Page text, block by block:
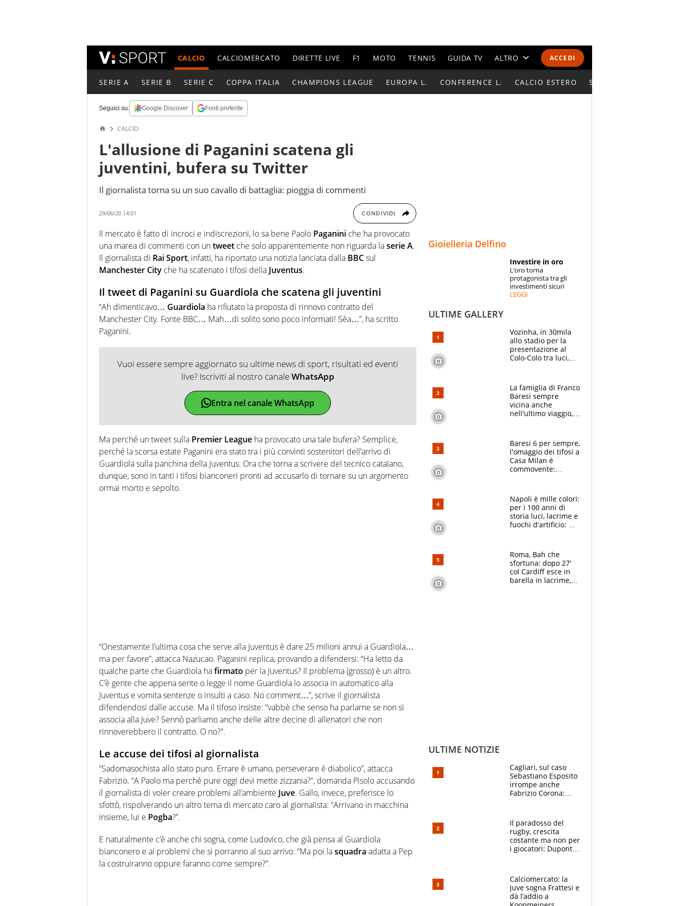
ACCEDI
CALCIO CALCIOMERCATO DIRETTE LIVE F1 MOTO TENNIS GUIDA TV ALTRO
CALENDARI E CLASSIFICHE
ESPERTI
SERIE A SERIE B SERIE C COPPA ITALIA CHAMPIONS LEAGUE EUROPA L. CONFERENCE L. CALCIO ESTERO SUPERCOPPA
Seguici su: Google Discover Fonti preferite
CALCIO
L'allusione di Paganini scatena gli
juventini, bufera su Twitter
Il giornalista torna su un suo cavallo di battaglia: pioggia di commenti
29/06/20 14:01 CONDIVIDI
Il mercato è fatto di incroci e indiscrezioni, lo sa bene Paolo Paganini che ha provocato
una marea di commenti con untweet che solo apparentemente non riguarda laserie A.
Il giornalista di Rai Sport, infatti, ha riportato una notizia lanciata dalla BBCsul
Manchester City che ha scatenato i tifosi della Juventus.
Il tweet di Paganini su Guardiola che scatena gli juventini
“Ah dimenticavo… Guardiola ha rifiutato la proposta di rinnovo contratto del
Manchester City. Fonte BBC… Mah…di solito sono poco informati! Sèa…”, ha scritto
Paganini.
Vuoi essere sempre aggiornato su ultime news di sport, risultati ed eventi
live? Iscriviti al nostro canaleWhatsApp
Entra nel canale WhatsApp
Ma perché un tweet sulla Premier League ha provocato una tale bufera? Semplice,
perché la scorsa estate Paganini era stato tra i più convinti sostenitori dell’arrivo di
Guardiola sulla panchina della Juventus. Ora che torna a scrivere del tecnico catalano,
dunque, sono in tanti i tifosi bianconeri pronti ad accusarlo di tornare su un argomento
ormai morto e sepolto.
“Onestamente l’ultima cosa che serve alla Juventus è dare 25 milioni annui a Guardiola…
ma per favore”, attacca Nazucao. Paganini replica, provando a difendersi: “Ha letto da
qualche parte che Guardiola hafirmato per la Juventus? Il problema (grosso) è un altro.
C’è gente che appena sente o legge il nome Guardiola lo associa in automatico alla
Juventus e vomita sentenze o insulti a caso. No comment…”, scrive il giornalista
difendendosi dalle accuse. Ma il tifoso insiste: “vabbè che senso ha parlarne se non si
associa alla Juve? Sennò parliamo anche delle altre decine di allenatori che non
rinnoverebbero il contratto. O no?”.
Le accuse dei tifosi al giornalista
“Sadomasochista allo stato puro. Errare è umano, perseverare è diabolico”, attacca
Fabrizio. “A Paolo ma perché pure oggi devi mette zizzania?”, domanda Pisolo accusando
il giornalista di voler creare problemi all’ambiente Juve. Gallo, invece, preferisce lo
sfottò, rispolverando un altro tema di mercato caro al giornalista: “Arrivano in macchina
insieme, lui e Pogba?”.
E naturalmente c’è anche chi sogna, come Ludovico, che già pensa al Guardiola
bianconero e ai problemi che si porranno al suo arrivo: “Ma poi lasquadra adatta a Pep
la costruiranno oppure faranno come sempre?”.
Gioielleria Delfino
Investire in oro
L’oro torna
protagonista tra gli
investimenti sicuri
LEGGI
ULTIME GALLERY
Vozinha, in 30mila
allo stadio per la
presentazione al
Colo-Colo tra luci,
La famiglia di Franco
Baresi sempre
vicina anche
nell'ultimo viaggio,
circondati
dall'affetto dei tifosi
Baresi 6 per sempre,
l'omaggio dei tifosi a
Casa Milan è
commovente:
bigliettini
Napoli è mille colori:
per i 100 anni di
storia luci, lacrime e
fuochi d'artificio: De
Roma, Bah che
sfortuna: dopo 27'
col Cardiff esce in
barella in lacrime,
ULTIME NOTIZIE
Cagliari, sul caso
Sebastiano Esposito
irrompe anche
Fabrizio Corona:
prove”
Il paradosso del
rugby, crescita
costante ma non per
i giocatori: Dupont
solo 1,4 milioni
all'anno
Calciomercato: la
Juve sogna Frattesi e
dà l’addio a